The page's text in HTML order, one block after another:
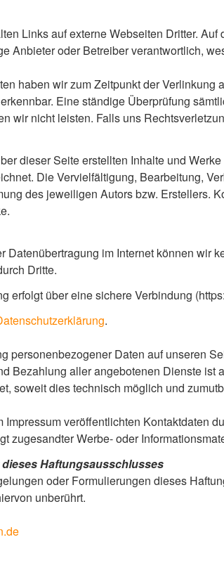
Links auf externe Webseiten Dritter.
Anbieter oder Betreiber verantwortlich,
haben wir zum Zeitpunkt der
Eine ständige Überprüfung
wir nicht leisten. Falls uns
dieser Seite erstellten Inhalte und
Die Vervielfältigung, Bearbeitung,
des jeweiligen Autors bzw. Erstellers.
Datenübertragung im Internet können wir
Dritte.
erfolgt über eine sichere Verbindung
.
personenbezogener Daten auf unseren
Bezahlung aller angebotenen Dienste
soweit dies technisch möglich und
Impressum veröffentlichten Kontaktdaten
zugesandter Werbe- oder
Haftungsausschlusses
oder Formulierungen dieses
unberührt.